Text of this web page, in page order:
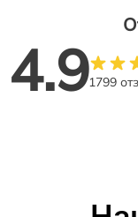
4.91799